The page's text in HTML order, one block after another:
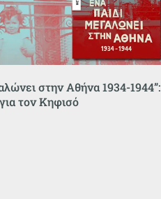
στην Αθήνα 1934-1944”:
τον Κηφισό